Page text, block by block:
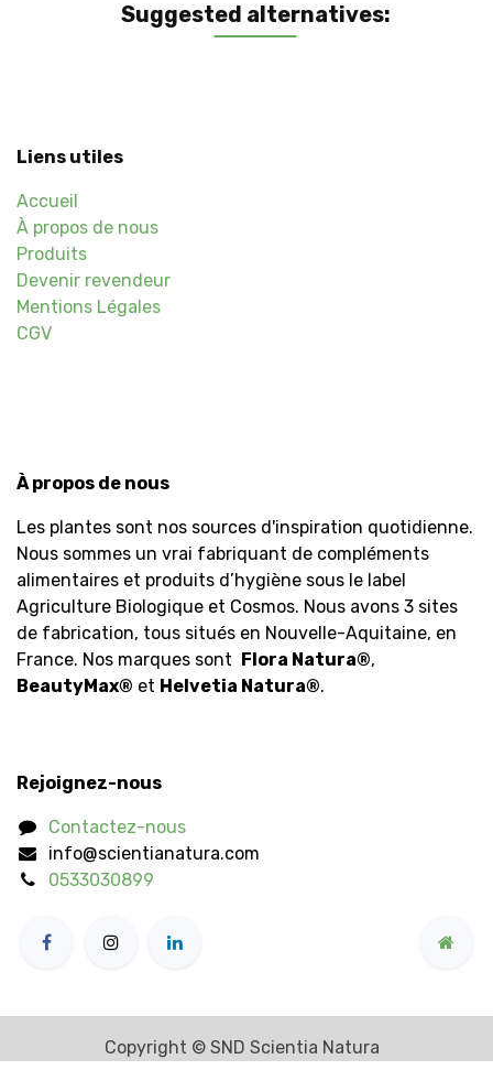
Suggested alternatives:
Liens utiles
Accueil
À propos de nous
Produits
Devenir revendeur
Mentions Légales
CGV
À propos de nous
Les plantes sont nos sources d'inspiration quotidienne.
Nous sommes un vrai fabriquant de compléments
alimentaires et produits d’hygiène sous le label
Agriculture Biologique et Cosmos. Nous avons 3 sites
de fabrication, tous situés en Nouvelle-Aquitaine, en
France. Nos marques sont
Flora Natura®,
BeautyMax® et Helvetia Natura®.
Rejoignez-nous
Contactez-nous
info@scientianatura.com
0533030899
Copyright © SND Scientia Natura